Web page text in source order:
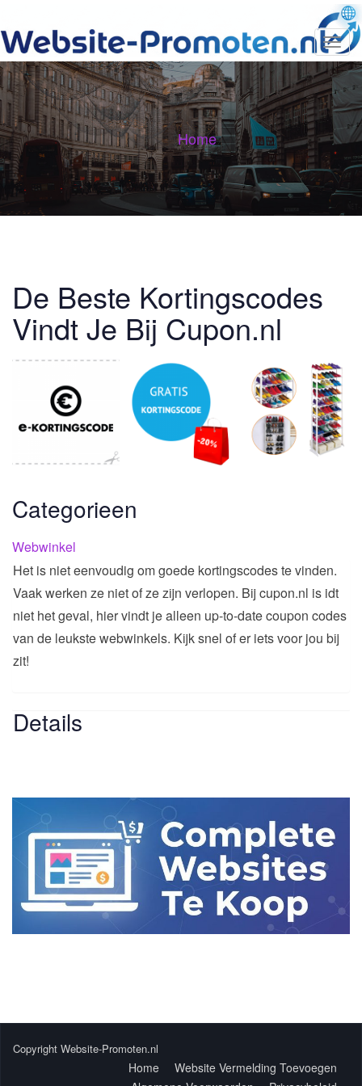
T
o
g
g
l
e
n
a
v
i
g
t
Home
De Beste Kortingscodes
Vindt Je Bij Cupon.nl
Categorieen
Webwinkel
Het is niet eenvoudig om goede kortingscodes te vinden.
Vaak werken ze niet of ze zijn verlopen. Bij cupon.nl is idt
niet het geval, hier vindt je alleen up-to-date coupon codes
van de leukste webwinkels. Kijk snel of er iets voor jou bij
zit!
Details
Copyright Website-Promoten.nl
Home
Website Vermelding Toevoegen